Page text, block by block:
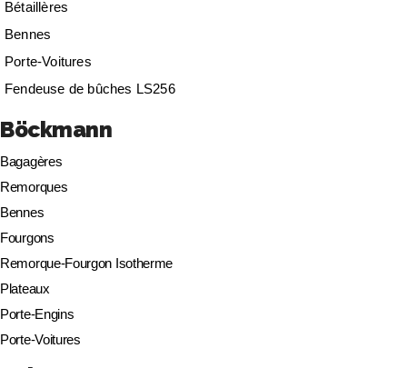
Bétaillères
Bennes
Porte-Voitures
Fendeuse de bûches LS256
Böckmann
Bagagères
Remorques
Bennes
Fourgons
Remorque-Fourgon Isotherme
Plateaux
Porte-Engins
Porte-Voitures